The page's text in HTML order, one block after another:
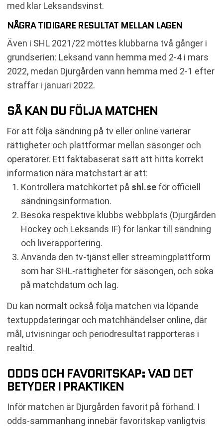
med klar Leksandsvinst.
NÅGRA TIDIGARE RESULTAT MELLAN LAGEN
Även i SHL 2021/22 möttes klubbarna två gånger i
grundserien: Leksand vann hemma med 2-4 i mars
2022, medan Djurgården vann hemma med 2-1 efter
straffar i januari 2022.
SÅ KAN DU FÖLJA MATCHEN
För att följa sändning på tv eller online varierar
rättigheter och plattformar mellan säsonger och
operatörer. Ett faktabaserat sätt att hitta korrekt
information nära matchstart är att:
Kontrollera matchkortet på shl.se för officiell
sändningsinformation.
Besöka respektive klubbs webbplats (Djurgården
Hockey och Leksands IF) för länkar till sändning
och liverapportering.
Använda den tv-tjänst eller streamingplattform
som har SHL-rättigheter för säsongen, och söka
på matchdatum och lag.
Du kan normalt också följa matchen via löpande
textuppdateringar och matchhändelser online, där
mål, utvisningar och periodresultat rapporteras i
realtid.
ODDS OCH FAVORITSKAP: VAD DET
BETYDER I PRAKTIKEN
Inför matchen är Djurgården favorit på förhand. I
odds-sammanhang innebär favoritskap vanligtvis